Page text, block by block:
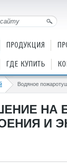
ПРОДУКЦИЯ
ГДЕ КУПИТЬ
НА
И